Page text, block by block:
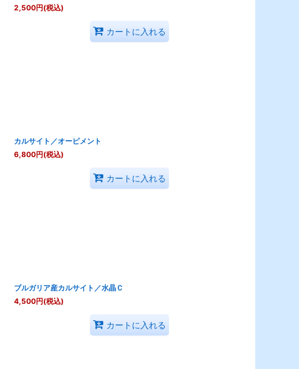
2,500円(税込)
カートに入れる
カルサイト／オーピメント
6,800円(税込)
カートに入れる
ブルガリア産カルサイト／水晶Ｃ
4,500円(税込)
カートに入れる